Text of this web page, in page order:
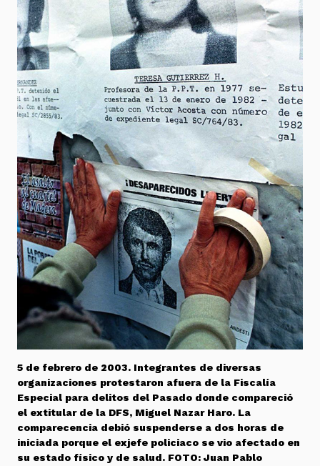
5 de febrero de 2003. Integrantes de diversas
organizaciones protestaron afuera de la Fiscalía
Especial para delitos del Pasado donde compareció
el extitular de la DFS, Miguel Nazar Haro. La
comparecencia debió suspenderse a dos horas de
iniciada porque el exjefe policiaco se vio afectado en
su estado físico y de salud. FOTO: Juan Pablo